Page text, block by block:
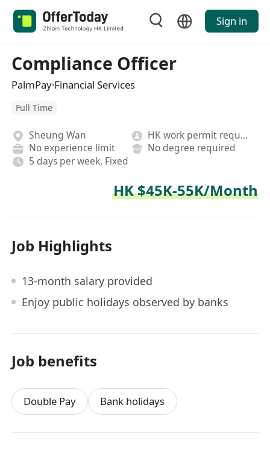
Sign in
Compliance Officer
PalmPay·Financial Services
Full Time
Sheung Wan
HK work permit required
No experience limit
No degree required
5 days per week, Fixed
HK $45K-55K/Month
Job Highlights
13-month salary provided
Enjoy public holidays observed by banks
Job benefits
Double Pay Bank holidays